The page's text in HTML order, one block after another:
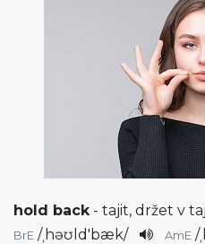
hold back- tajit, držet v
BrE /ˌhəʊld'bæk/ AmE /